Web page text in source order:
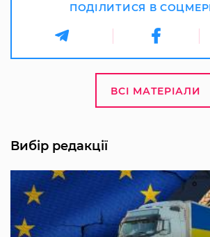
ПОДІЛИТИСЯ В
ВСІ МАТЕРІАЛИ
Вибір редакції